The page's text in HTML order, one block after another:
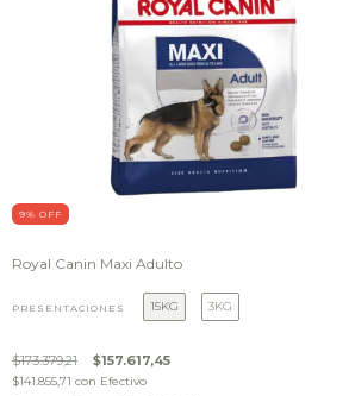
9% OFF
Royal Canin Maxi Adulto
PRESENTACIONES 15KG 3KG
$173.379,21 $157.617,45
$141.855,71 con Efectivo